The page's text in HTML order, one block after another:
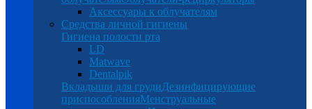
Аксессуары к облучателям
Средства личной гигиены
Гигиена полости рта
LD
Matwave
Dentalpik
Вкладыши для грудиДезинфицирующие
приспособленияМенструальные